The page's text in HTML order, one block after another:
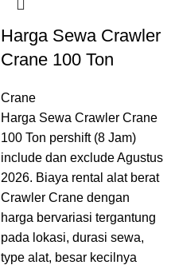
Harga Sewa Crawler
Crane 100 Ton
Crane
Harga Sewa Crawler Crane
100 Ton pershift (8 Jam)
include dan exclude Agustus
2026. Biaya rental alat berat
Crawler Crane dengan
harga bervariasi tergantung
pada lokasi, durasi sewa,
type alat, besar kecilnya